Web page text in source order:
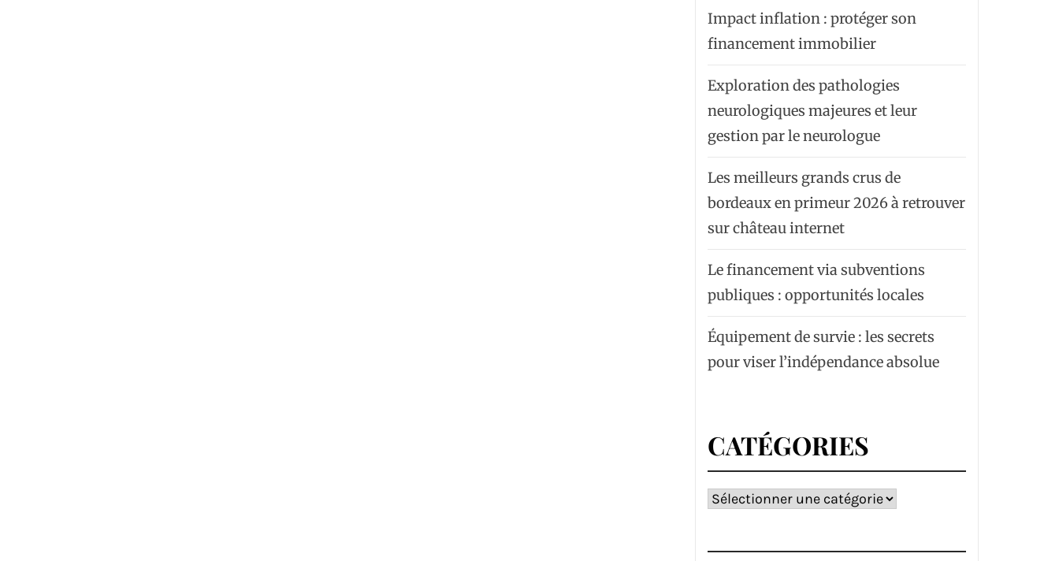
Impact inflation : protéger son
financement immobilier
Exploration des pathologies
neurologiques majeures et leur
gestion par le neurologue
Les meilleurs grands crus de
bordeaux en primeur 2026 à retrouver
sur château internet
Le financement via subventions
publiques : opportunités locales
Équipement de survie : les secrets
pour viser l’indépendance absolue
CATÉGORIES
Catégories